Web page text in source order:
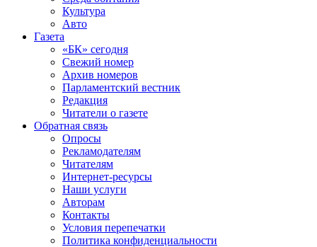
Культура
Авто
Газета
«БК» сегодня
Свежий номер
Архив номеров
Парламентский вестник
Редакция
Читатели о газете
Обратная связь
Опросы
Рекламодателям
Читателям
Интернет-ресурсы
Наши услуги
Авторам
Контакты
Условия перепечатки
Политика конфиденциальности